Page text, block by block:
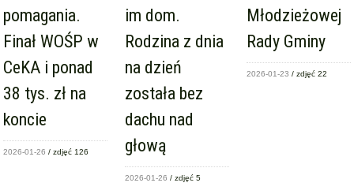
pomagania.
Finał WOŚP w
CeKA i ponad
38 tys. zł na
koncie
2026-01-26 / zdjęć 126
im dom.
Rodzina z dnia
na dzień
została bez
dachu nad
głową
2026-01-26 / zdjęć 5
Młodzieżowej
Rady Gminy
2026-01-23 / zdjęć 22